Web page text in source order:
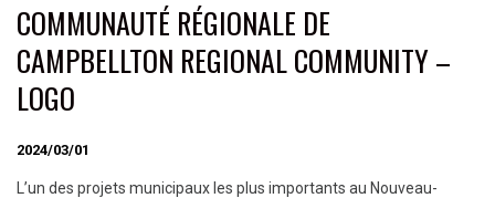
COMMUNAUTÉ RÉGIONALE DE
CAMPBELLTON REGIONAL COMMUNITY –
LOGO
2024/03/01
L’un des projets municipaux les plus importants au Nouveau-